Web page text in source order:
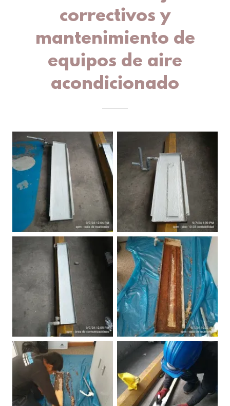
correctivos y
mantenimiento de
equipos de aire
acondicionado